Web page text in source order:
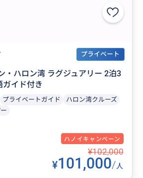
プライベート
・ハロン湾 ラグジュアリー 2泊3
ガイド付き
プライベートガイド
ハロン湾クルーズ
ハノイキャンペーン
¥102,000
¥101,000/人